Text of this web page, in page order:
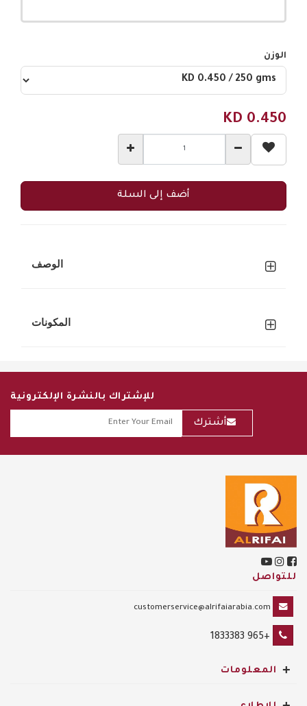
الوزن
KD 0.450
أضف إلى السلة
الوصف
المكونات
للإشتراك بالنشرة الإلكترونية
أشترك
للتواصل
customerservice@alrifaiarabia.com
+965 1833383
المعلومات +